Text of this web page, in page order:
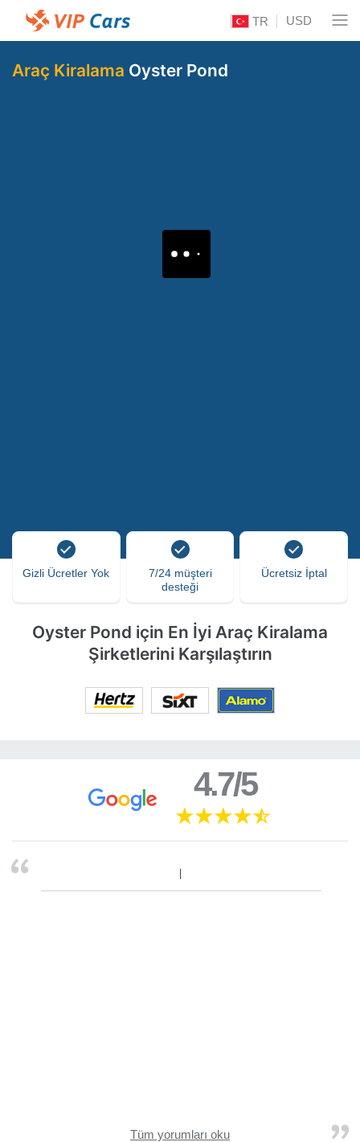
TR USD
Araç Kiralama Oyster Pond
Gizli Ücretler Yok
7/24 müşteri
desteği
Ücretsiz İptal
Oyster Pond için En İyi Araç Kiralama
Şirketlerini Karşılaştırın
4.7/5
Tüm yorumları oku